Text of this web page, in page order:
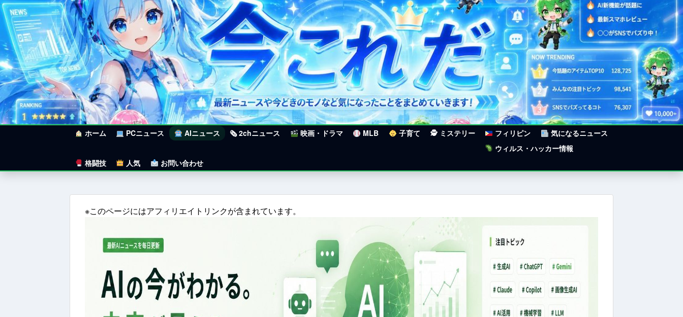
ホーム PCニュース AIニュース 🗞 2chニュース 映画・ドラマ MLB 子育て 🕵 ミステリー フィリピン
気になるニュース
ウィルス・ハッカー情報
格闘技
人気 お問い合わせ
※このページにはアフィリエイトリンクが含まれています。